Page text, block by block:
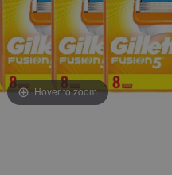
Hover to zoom